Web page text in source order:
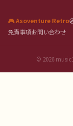
🎮 Asoventure Retro
免責事項お問い合わせ
© 2026